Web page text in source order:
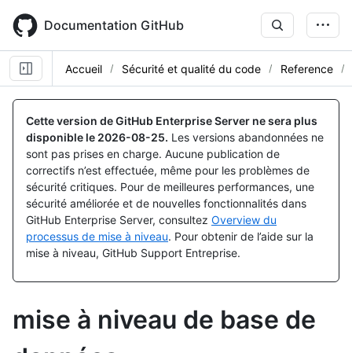
main
content
Documentation GitHub
Accueil Sécurité et qualité du code Reference
Cette version de GitHub Enterprise Server ne sera plus
disponible le 2026-08-25. Les versions abandonnées ne
sont pas prises en charge. Aucune publication de
correctifs n’est effectuée, même pour les problèmes de
sécurité critiques. Pour de meilleures performances, une
sécurité améliorée et de nouvelles fonctionnalités dans
GitHub Enterprise Server, consultez Overview du
processus de mise à niveau. Pour obtenir de l’aide sur la
mise à niveau, GitHub Support Entreprise.
mise à niveau de base de